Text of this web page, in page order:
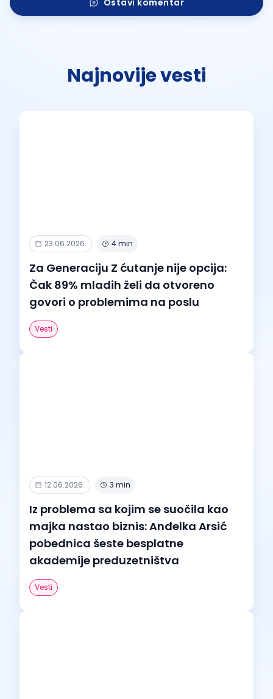
Najnovije vesti
23.06.2026. 4 min
Za Generaciju Z ćutanje nije opcija:
Čak 89% mladih želi da otvoreno
govori o problemima na poslu
Vesti
12.06.2026. 3 min
Iz problema sa kojim se suočila kao
majka nastao biznis: Anđelka Arsić
pobednica šeste besplatne
akademije preduzetništva
Vesti